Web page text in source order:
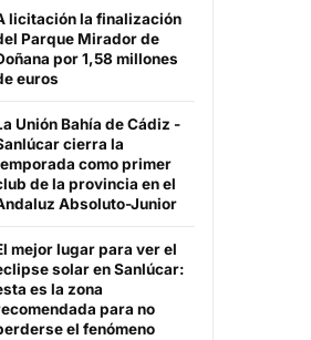
licitación la finalización
Parque Mirador de
por 1,58 millones
euros
Unión Bahía de Cádiz -
cierra la
como primer
de la provincia en el
Absoluto-Junior
mejor lugar para ver el
solar en Sanlúcar:
es la zona
para no
el fenómeno